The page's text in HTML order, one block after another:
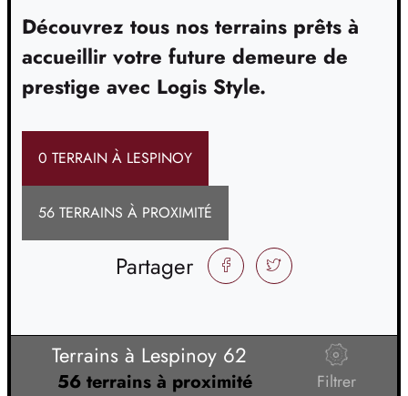
Découvrez tous nos terrains prêts à
accueillir votre future demeure de
prestige avec Logis Style.
0 TERRAIN À LESPINOY
56 TERRAINS À PROXIMITÉ
Partager FACEBOOKTWITTER
Terrains à Lespinoy 62
56 terrains à proximité Filtrer